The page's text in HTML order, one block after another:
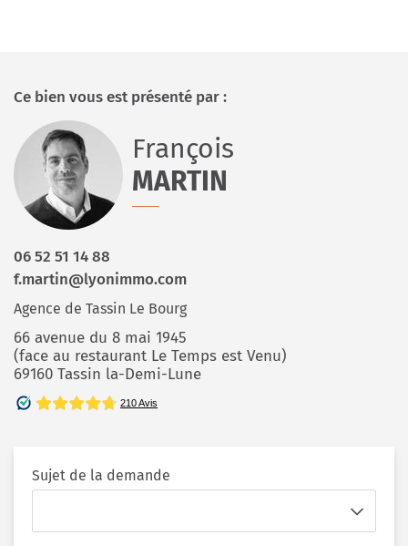
Ce bien vous est présenté par :
François
MARTIN
06 52 51 14 88
f.martin@lyonimmo.com
Agence de Tassin Le Bourg
66 avenue du 8 mai 1945
(face au restaurant Le Temps est Venu)
69160 Tassin la-Demi-Lune
Sujet de la demande